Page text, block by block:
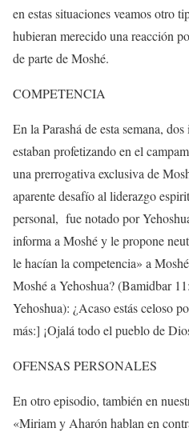
en estas situaciones veamos otro
hubieran merecido una reacción
de parte de Moshé.
COMPETENCIA
En la Parashá de esta semana,
estaban profetizando en el
una prerrogativa exclusiva de
aparente desafío al liderazgo
personal, fue notado por
informa a Moshé y le propone
le hacían la competencia» a
Moshé a Yehoshua? (Bamidbar
Yehoshua): ¿Acaso estás celoso
más:] ¡Ojalá todo el pueblo de
OFENSAS PERSONALES
En otro episodio, también en
«Miriam y Aharón hablan en